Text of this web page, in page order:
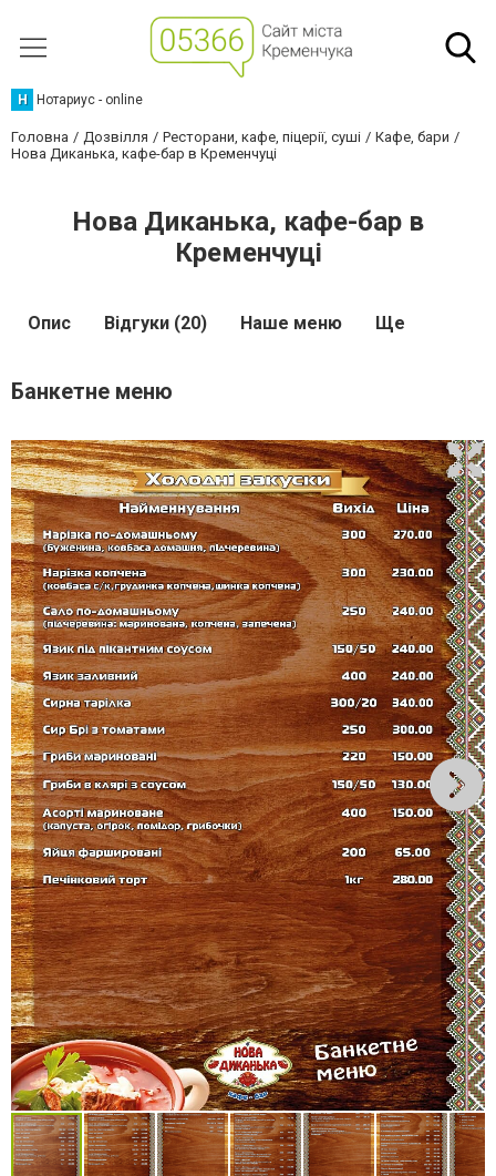
Н Нотариус - online
Головна Дозвілля Ресторани, кафе, піцерії, суші
Кафе, бари
Нова Диканька, кафе-бар в Кременчуці
Нова Диканька, кафе-бар в
Кременчуці
Опис Відгуки (20) Наше меню Ще
Банкетне меню